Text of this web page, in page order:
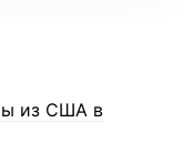
из США в